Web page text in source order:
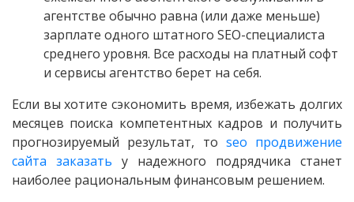
агентстве обычно равна (или даже меньше)
зарплате одного штатного SEO-специалиста
среднего уровня. Все расходы на платный софт
и сервисы агентство берет на себя.
Если вы хотите сэкономить время, избежать долгих
месяцев поиска компетентных кадров и получить
прогнозируемый результат, то seo продвижение
сайта заказать у надежного подрядчика станет
наиболее рациональным финансовым решением.